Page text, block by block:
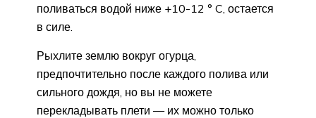
поливаться водой ниже +10-12 ° C, остается
в силе.
Рыхлите землю вокруг огурца,
предпочтительно после каждого полива или
сильного дождя, но вы не можете
перекладывать плети — их можно только